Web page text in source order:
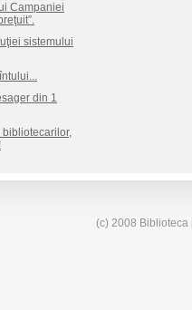
Campaniei
sistemului
din 1
bibliotecarilor,
(c) 2008 Biblioteca